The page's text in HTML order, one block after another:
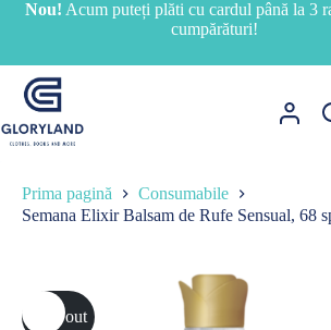
SariNou! Acum puteți plăti cu cardul până la 3
cumpărături!
Prima pagină
Consumabile
Semana Elixir Balsam de Rufe Sensual, 68
Sold out